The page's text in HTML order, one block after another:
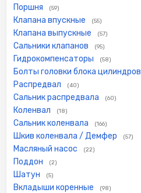
Поршня (59)
Клапана впускные (55)
Клапана выпускные (57)
Сальники клапанов (95)
Гидрокомпенсаторы (58)
Болты головки блока цилиндров
Распредвал (40)
Сальник распредвала (60)
Коленвал (18)
Сальник коленвала (166)
Шкив коленвала / Демфер (57)
Масляный насос (22)
Поддон (2)
Шатун (5)
Вкладыши коренные (98)